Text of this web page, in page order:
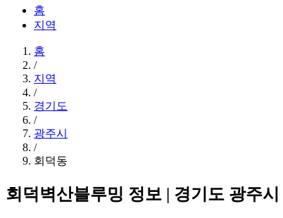
홈
지역
홈
/
지역
/
경기도
/
광주시
/
회덕동
회덕벽산블루밍 정보 | 경기도 광주시